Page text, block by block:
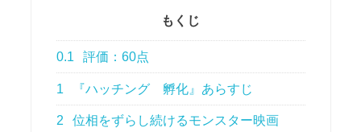
もくじ
0.1 評価：60点
1 『ハッチング 孵化』あらすじ
2 位相をずらし続けるモンスター映画